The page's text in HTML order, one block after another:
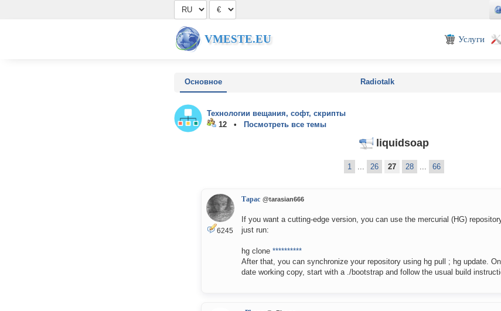
VMESTE.EU Услуги
Основное Radiotalk
Технологии вещания, софт, скрипты
12 •
Посмотреть все темы
liquidsoap
1 ... 26 27 28 ... 66
6245
Тарас @tarasian666
If you want a cutting-edge version, you can use the mercurial (HG)
just run:
hg clone **********
After that, you can synchronize your repository using hg pull ; hg update.
date working copy, start with a ./bootstrap and follow the usual build